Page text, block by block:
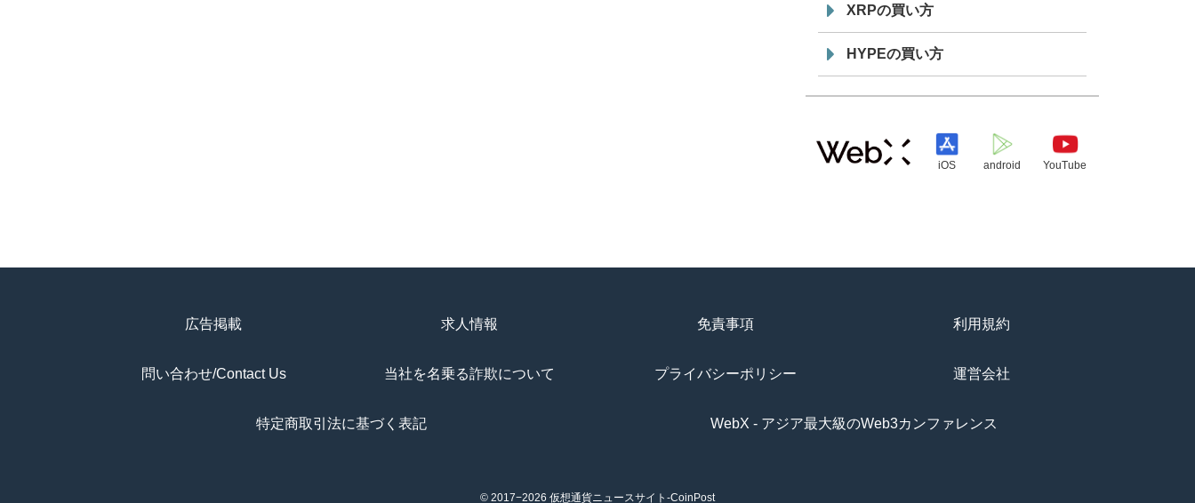
XRPの買い方
HYPEの買い方
iOS android YouTube
広告掲載 求人情報 免責事項 利用規約
問い合わせ/Contact Us 当社を名乗る詐欺について プライバシーポリシー 運営会社
特定商取引法に基づく表記 WebX - アジア最大級のWeb3カンファレンス
© 2017−2026 仮想通貨ニュースサイト-CoinPost